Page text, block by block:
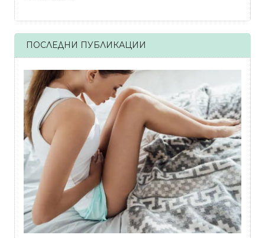
ПОСЛЕДНИ ПУБЛИКАЦИИ